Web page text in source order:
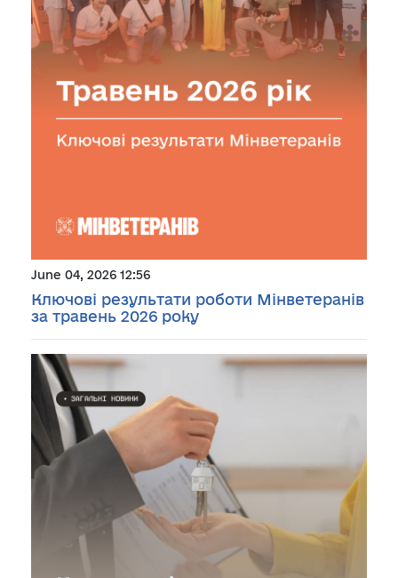
June 04, 2026 12:56
Ключові результати роботи Мінветеранів
за травень 2026 року